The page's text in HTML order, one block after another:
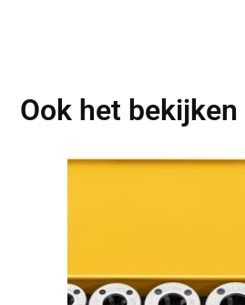
Ook het